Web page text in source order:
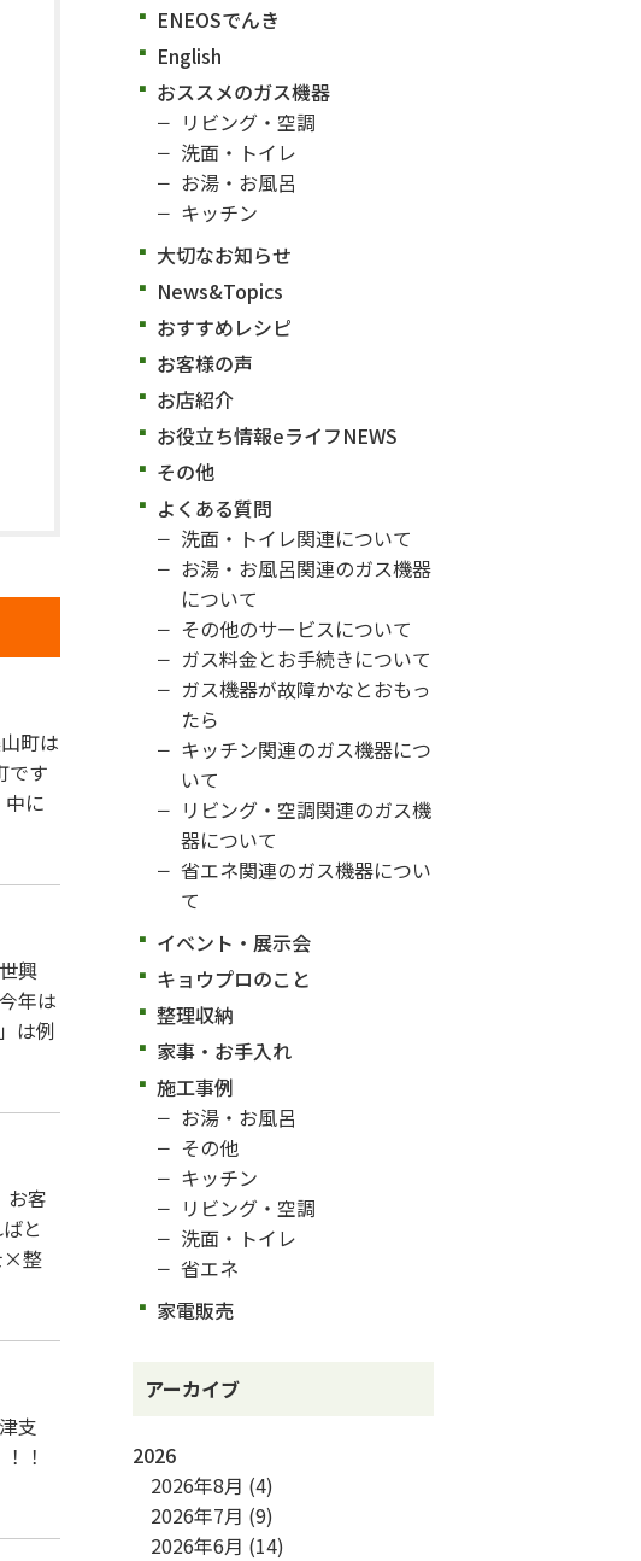
町は
です
に
興
年は
は例
お客
と
×整
支
！
ENEOSでんき
English
おススメのガス機器
リビング・空調
洗面・トイレ
お湯・お風呂
キッチン
大切なお知らせ
News&Topics
おすすめレシピ
お客様の声
お店紹介
お役立ち情報eライフNEWS
その他
よくある質問
洗面・トイレ関連について
お湯・お風呂関連のガス機器
について
その他のサービスについて
ガス料金とお手続きについて
ガス機器が故障かなとおもっ
たら
キッチン関連のガス機器につ
いて
リビング・空調関連のガス機
器について
省エネ関連のガス機器につい
て
イベント・展示会
キョウプロのこと
整理収納
家事・お手入れ
施工事例
お湯・お風呂
その他
キッチン
リビング・空調
洗面・トイレ
省エネ
家電販売
アーカイブ
2026
2026年8月 (4)
2026年7月 (9)
2026年6月 (14)